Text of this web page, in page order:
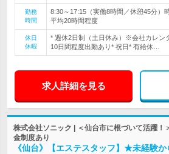
勤務
時間
8:30～17:15（実働8時間／休憩45分）
平均20時間程度
休日
休暇
* 週休2日制（土日休み）※会社カレン
10日間程度出勤あり* 祝日* 有給休…
求人詳細を見る
株式会社ソニック | ＜仙台市に根づいて活躍
金制度あり
《仙台》【エステスタッフ】★未経験